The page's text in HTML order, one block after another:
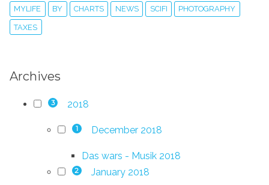
MYLIFE BY CHARTS NEWS SCIFI PHOTOGRAPHY
TAXES
Archives
3 2018
1 December 2018
Das wars - Musik 2018
2 January 2018